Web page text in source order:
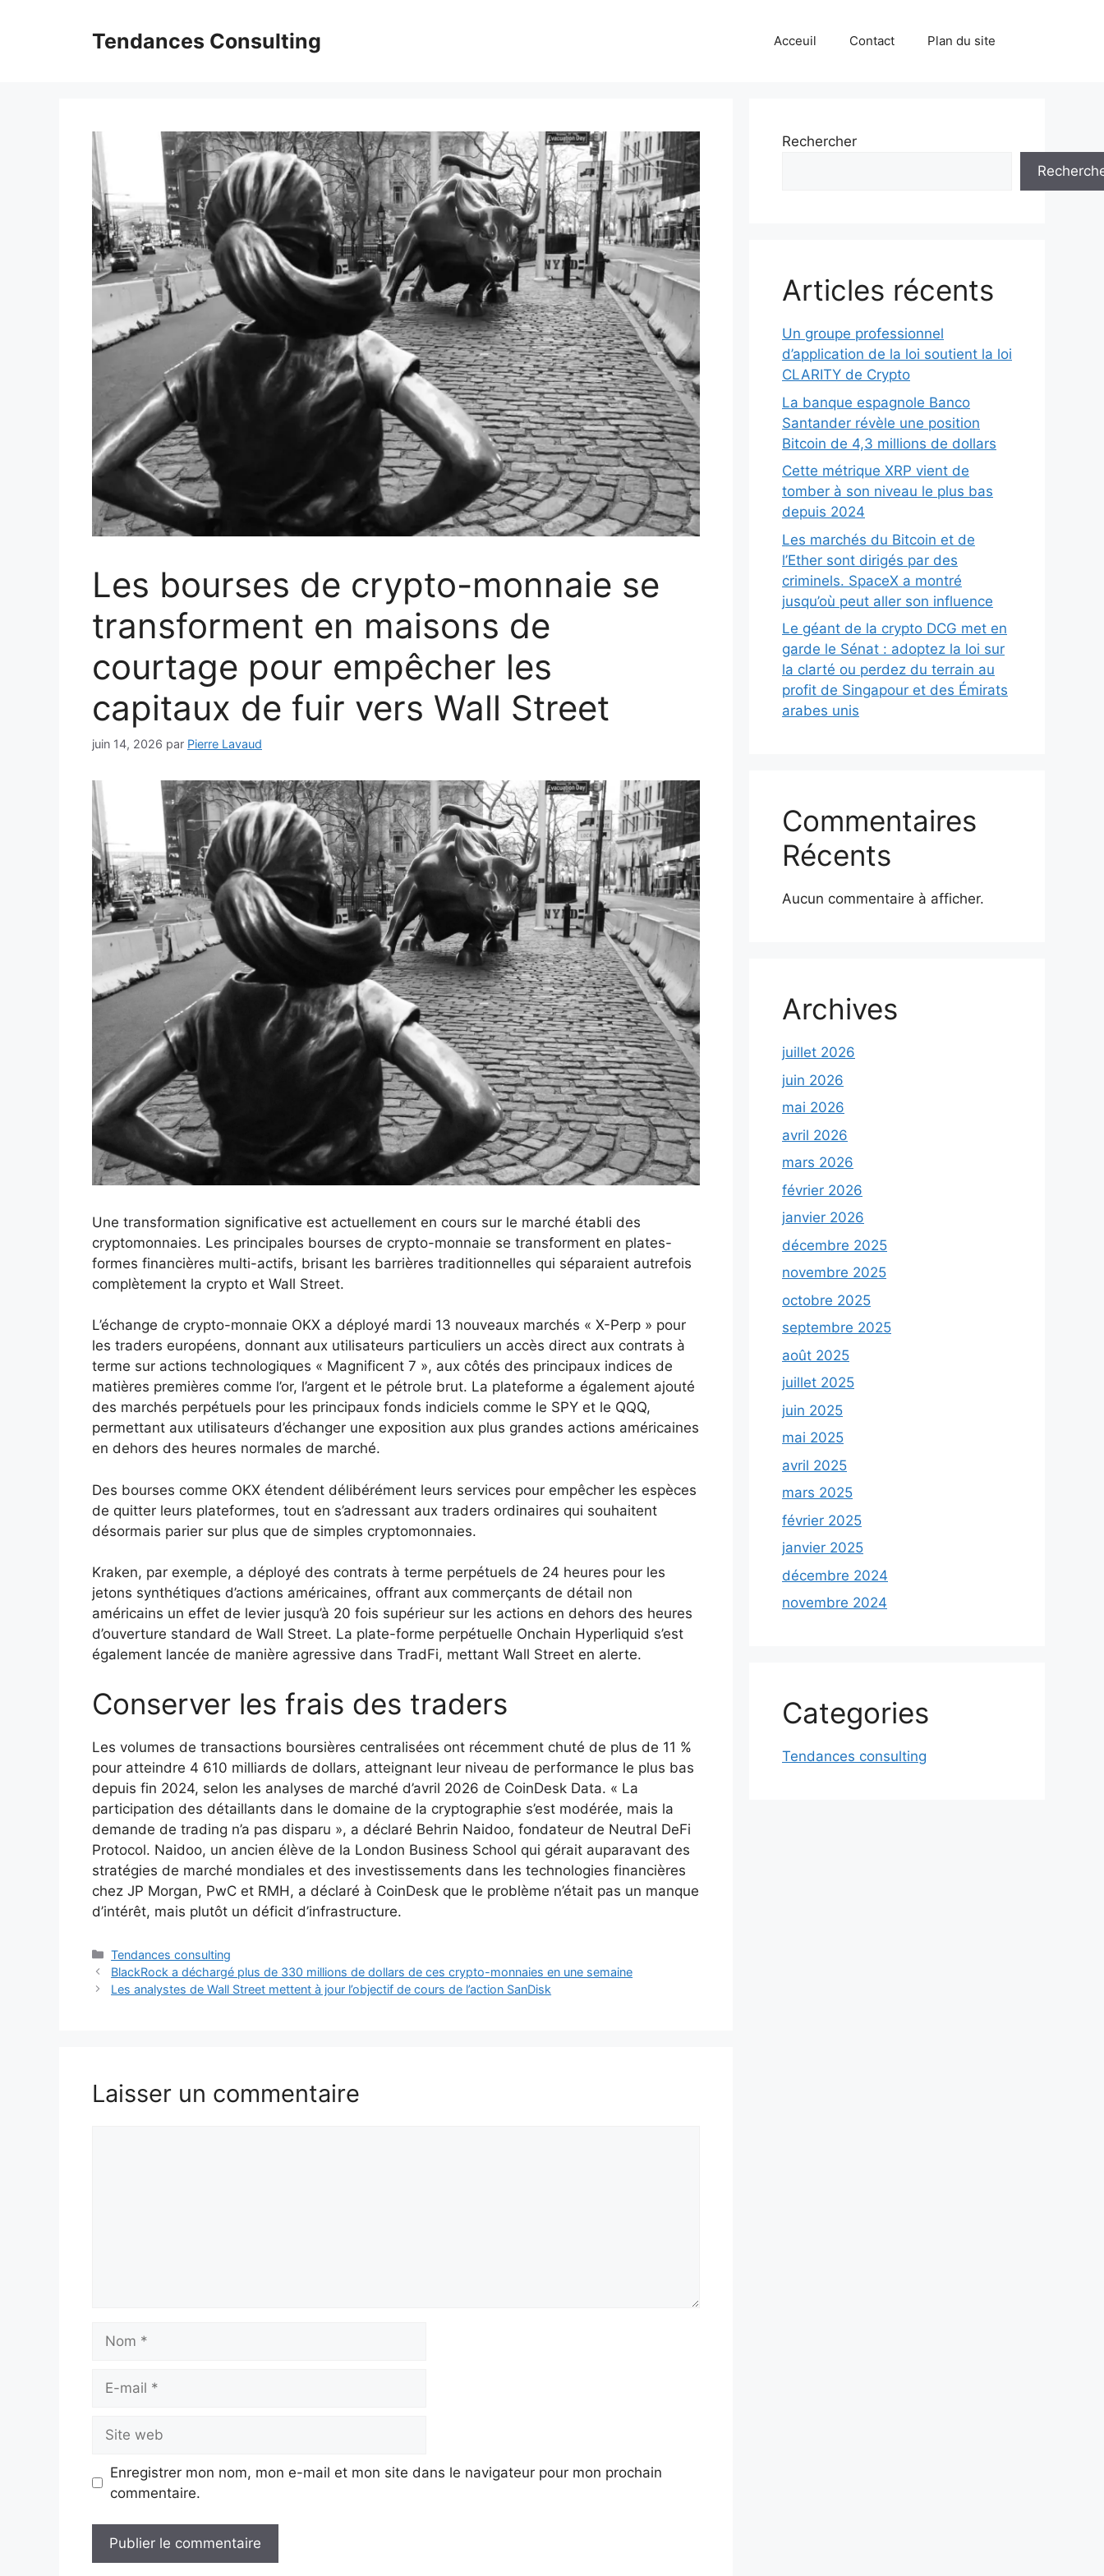
Tendances Consulting Acceuil Contact Plan du site
Les bourses de crypto-monnaie se
transforment en maisons de
courtage pour empêcher les
capitaux de fuir vers Wall Street
juin 14, 2026 par Pierre Lavaud
Une transformation significative est actuellement en cours sur le marché établi des
cryptomonnaies. Les principales bourses de crypto-monnaie se transforment en plates-
formes financières multi-actifs, brisant les barrières traditionnelles qui séparaient autrefois
complètement la crypto et Wall Street.
L’échange de crypto-monnaie OKX a déployé mardi 13 nouveaux marchés « X-Perp » pour
les traders européens, donnant aux utilisateurs particuliers un accès direct aux contrats à
terme sur actions technologiques « Magnificent 7 », aux côtés des principaux indices de
matières premières comme l’or, l’argent et le pétrole brut. La plateforme a également ajouté
des marchés perpétuels pour les principaux fonds indiciels comme le SPY et le QQQ,
permettant aux utilisateurs d’échanger une exposition aux plus grandes actions américaines
en dehors des heures normales de marché.
Des bourses comme OKX étendent délibérément leurs services pour empêcher les espèces
de quitter leurs plateformes, tout en s’adressant aux traders ordinaires qui souhaitent
désormais parier sur plus que de simples cryptomonnaies.
Kraken, par exemple, a déployé des contrats à terme perpétuels de 24 heures pour les
jetons synthétiques d’actions américaines, offrant aux commerçants de détail non
américains un effet de levier jusqu’à 20 fois supérieur sur les actions en dehors des heures
d’ouverture standard de Wall Street. La plate-forme perpétuelle Onchain Hyperliquid s’est
également lancée de manière agressive dans TradFi, mettant Wall Street en alerte.
Conserver les frais des traders
Les volumes de transactions boursières centralisées ont récemment chuté de plus de 11 %
pour atteindre 4 610 milliards de dollars, atteignant leur niveau de performance le plus bas
depuis fin 2024, selon les analyses de marché d’avril 2026 de CoinDesk Data. « La
participation des détaillants dans le domaine de la cryptographie s’est modérée, mais la
demande de trading n’a pas disparu », a déclaré Behrin Naidoo, fondateur de Neutral DeFi
Protocol. Naidoo, un ancien élève de la London Business School qui gérait auparavant des
stratégies de marché mondiales et des investissements dans les technologies financières
chez JP Morgan, PwC et RMH, a déclaré à CoinDesk que le problème n’était pas un manque
d’intérêt, mais plutôt un déficit d’infrastructure.
Catégories
Tendances consulting
BlackRock a déchargé plus de 330 millions de dollars de ces crypto-monnaies en une semaine
Les analystes de Wall Street mettent à jour l’objectif de cours de l’action SanDisk
Laisser un commentaire
mail
web
Enregistrer mon nom, mon e-mail et mon site dans le navigateur pour mon prochain
commentaire.
Rechercher
Articles récents
Un groupe professionnel
d’application de la loi soutient la loi
CLARITY de Crypto
La banque espagnole Banco
Santander révèle une position
Bitcoin de 4,3 millions de dollars
Cette métrique XRP vient de
tomber à son niveau le plus bas
depuis 2024
Les marchés du Bitcoin et de
l’Ether sont dirigés par des
criminels. SpaceX a montré
jusqu’où peut aller son influence
Le géant de la crypto DCG met en
garde le Sénat : adoptez la loi sur
la clarté ou perdez du terrain au
profit de Singapour et des Émirats
arabes unis
Commentaires
Récents
Aucun commentaire à afficher.
Archives
juillet 2026
juin 2026
mai 2026
avril 2026
mars 2026
février 2026
janvier 2026
décembre 2025
novembre 2025
octobre 2025
septembre 2025
août 2025
juillet 2025
juin 2025
mai 2025
avril 2025
mars 2025
février 2025
janvier 2025
décembre 2024
novembre 2024
Categories
Tendances consulting